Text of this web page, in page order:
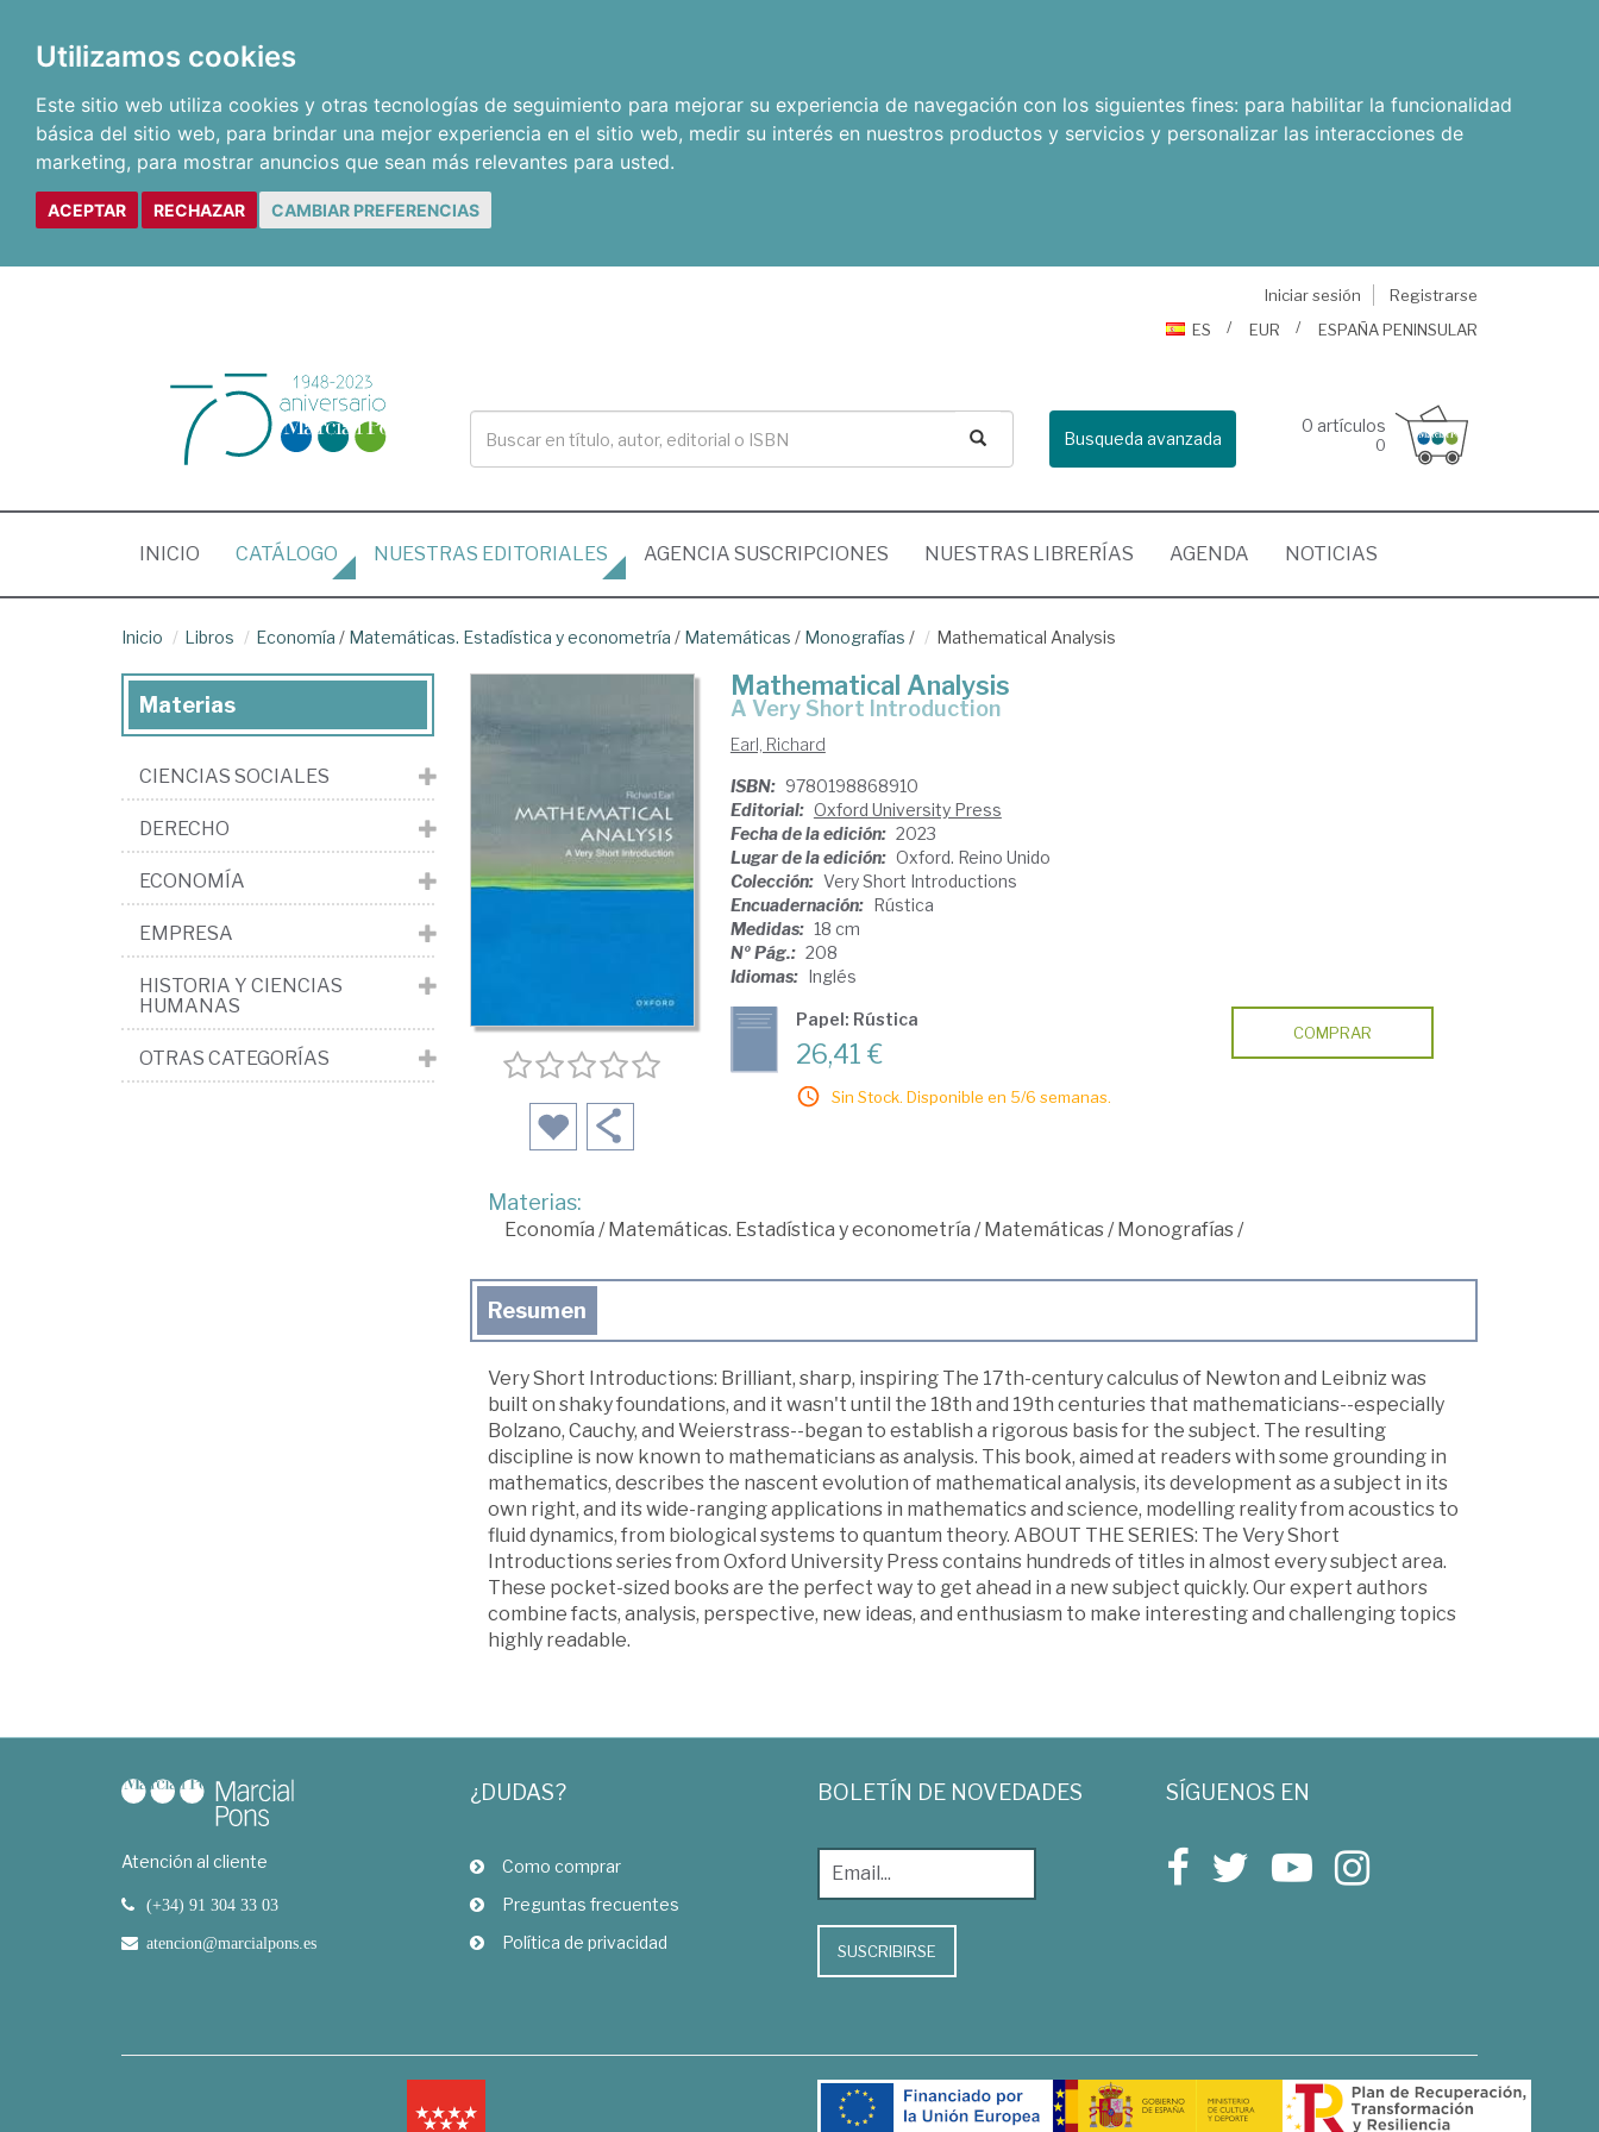
Utilizamos cookies
Este sitio web utiliza cookies y otras tecnologías de seguimiento para mejorar su experiencia de navegación con los siguientes fines: para habilitar la funcionalidad
básica del sitio web, para brindar una mejor experiencia en el sitio web, medir su interés en nuestros productos y servicios y personalizar las interacciones de
marketing, para mostrar anuncios que sean más relevantes para usted.
ACEPTAR RECHAZAR CAMBIAR PREFERENCIAS
Iniciar sesión
Registrarse
ES
EUR ESPAÑA PENINSULAR
Busqueda avanzada
0 artículos
0
INICIO (CURRENT)
CATÁLOGO NUESTRAS EDITORIALES AGENCIA SUSCRIPCIONES NUESTRAS LIBRERÍAS AGENDA NOTICIAS
Inicio Libros Economía / Matemáticas. Estadística y econometría / Matemáticas / Monografías / Mathematical Analysis
Mathematical Analysis
A Very Short Introduction
Earl, Richard
ISBN: 9780198868910
Editorial: Oxford University Press
Fecha de la edición: 2023
Lugar de la edición: Oxford. Reino Unido
Colección: Very Short Introductions
Encuadernación: Rústica
Medidas: 18 cm
Nº Pág.: 208
Idiomas: Inglés
Papel: Rústica
26,41 €
Sin Stock. Disponible en 5/6 semanas.
COMPRAR
Materias:
Economía / Matemáticas. Estadística y econometría / Matemáticas/ Monografías/
Resumen
Very Short Introductions: Brilliant, sharp, inspiring The 17th-century calculus of Newton and Leibniz was
built on shaky foundations, and it wasn't until the 18th and 19th centuries that mathematicians--especially
Bolzano, Cauchy, and Weierstrass--began to establish a rigorous basis for the subject. The resulting
discipline is now known to mathematicians as analysis. This book, aimed at readers with some grounding in
mathematics, describes the nascent evolution of mathematical analysis, its development as a subject in its
own right, and its wide-ranging applications in mathematics and science, modelling reality from acoustics to
fluid dynamics, from biological systems to quantum theory. ABOUT THE SERIES: The Very Short
Introductions series from Oxford University Press contains hundreds of titles in almost every subject area.
These pocket-sized books are the perfect way to get ahead in a new subject quickly. Our expert authors
combine facts, analysis, perspective, new ideas, and enthusiasm to make interesting and challenging topics
highly readable.
Materias
CIENCIAS SOCIALES
DERECHO
ECONOMÍA
EMPRESA
HISTORIA Y CIENCIAS
HUMANAS
OTRAS CATEGORÍAS
Atención al cliente
(+34) 91 304 33 03
atencion@marcialpons.es
¿DUDAS?
Como comprar
Preguntas frecuentes
Política de privacidad
BOLETÍN DE NOVEDADES
SUSCRIBIRSE
SÍGUENOS EN